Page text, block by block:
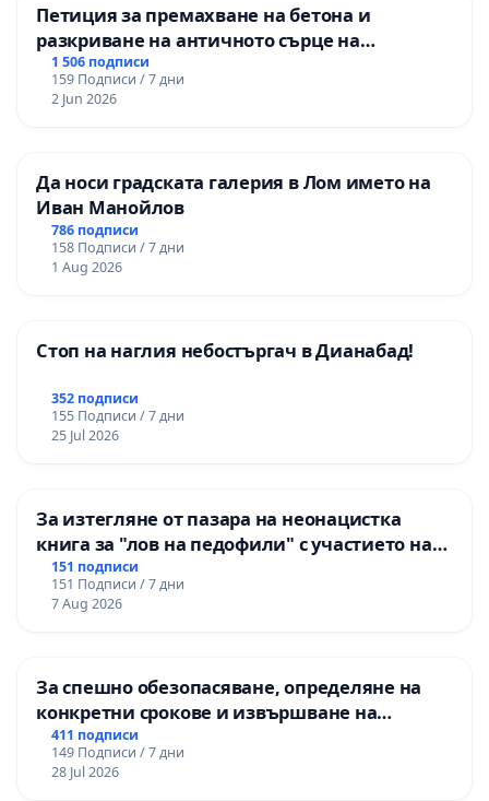
Петиция за премахване на бетона и
разкриване на античното сърце на
Могиланската могила във Враца
1 506 подписи
159 Подписи / 7 дни
2 Jun 2026
Да носи градската галерия в Лом името на
Иван Манойлов
786 подписи
158 Подписи / 7 дни
1 Aug 2026
Стоп на наглия небостъргач в Дианабад!
352 подписи
155 Подписи / 7 дни
25 Jul 2026
За изтегляне от пазара на неонацистка
книга за "лов на педофили" с участието на
деца
151 подписи
151 Подписи / 7 дни
7 Aug 2026
За спешно обезопасяване, определяне на
конкретни срокове и извършване на
цялостна рехабилитация на
републиканския път между пътен възел АМ
„Тракия“ - гр. Ихтиман - с. Мирово - к.к.
411 подписи
149 Подписи / 7 дни
28 Jul 2026